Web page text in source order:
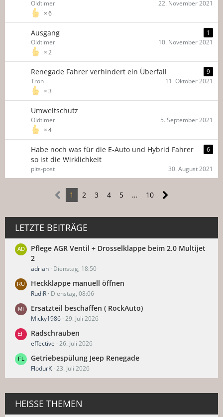
6
Oldtimer 22. November 2021
Ausgang 1
2
Oldtimer 10. November 2021
Renegade Fahrer verhindert ein Überfall 9
3
Tron 11. Oktober 2021
Umweltschutz
4
Oldtimer 5. September 2021
Habe noch was für die E-Auto und Hybrid Fahrer
so ist die Wirklichkeit
6
pits-post 30. August 2021
1 2 3 4 5 … 10
LETZTE BEITRÄGE
Pflege AGR Ventil + Drosselklappe beim 2.0 Multijet
2
adrian Dienstag, 18:50
Heckklappe manuell öffnen
RudiR Dienstag, 08:06
Ersatzteil beschaffen ( RockAuto)
Micky1986 29. Juli 2026
Radschrauben
effective 26. Juli 2026
Getriebespülung Jeep Renegade
FlodurK 23. Juli 2026
HEISSE THEMEN